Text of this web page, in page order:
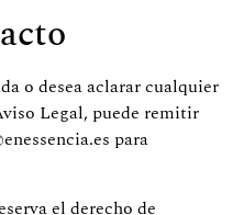
o desea aclarar cualquier
Legal, puede remitir
para
el derecho de